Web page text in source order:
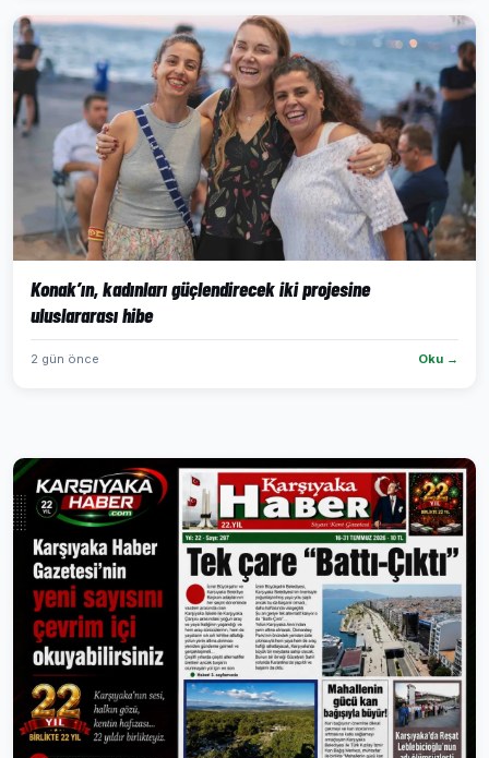
Konak’ın, kadınları güçlendirecek iki projesine
uluslararası hibe
2 gün önce Oku →